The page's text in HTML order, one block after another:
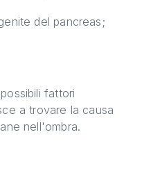
del pancreas;
fattori
a trovare la causa
nell'ombra.